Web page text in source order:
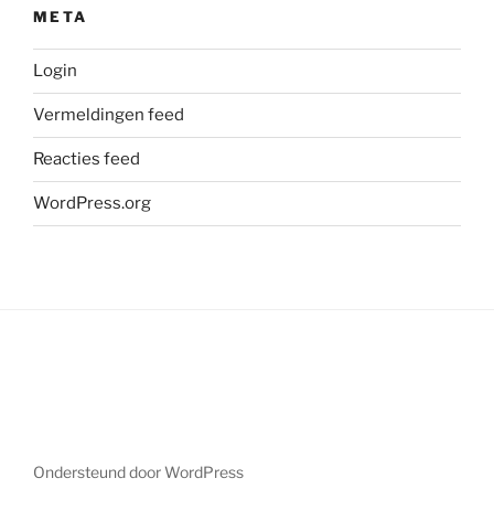
META
Login
Vermeldingen feed
Reacties feed
WordPress.org
Ondersteund door WordPress